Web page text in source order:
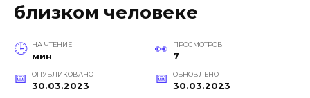
близком человеке
НА ЧТЕНИЕ
мин
ПРОСМОТРОВ
7
ОПУБЛИКОВАНО
30.03.2023
ОБНОВЛЕНО
30.03.2023